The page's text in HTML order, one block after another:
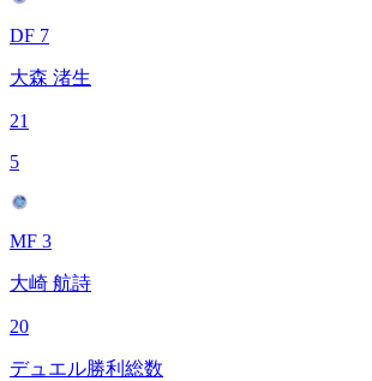
DF 7
大森 渚生
21
5
MF 3
大崎 航詩
20
デュエル勝利総数